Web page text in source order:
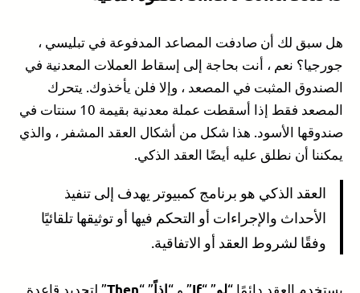
هل سبق لك أن صادفت المصاعد المدفوعة في تبليسي ،
جورجيا؟ نعم ، أنت بحاجة إلى إسقاط العملات المعدنية في
الصندوق المثبت في المصعد ، وإلا فلن يأخذوك. يتحرك
المصعد فقط إذا أسقطت عملة معدنية بقيمة 10 سنتات في
صندوقها الأسود. هذا شكل من أشكال العقد المشفر ، والذي
يمكننا أن نطلق عليه أيضًا العقد الذكي.
العقد الذكي هو برنامج كمبيوتر يهدف إلى تنفيذ
الأحداث والإجراءات أو التحكم فيها أو توثيقها تلقائيًا
وفقًا لشروط العقد أو الاتفاقية.
يستخدم العقد دائمًا “ ” “ ” و “ ” “ ” لتحديد قاعدة